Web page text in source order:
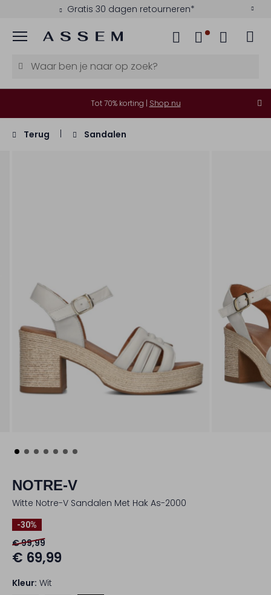
Gratis 30 dagen retourneren*
Menu
Tot 70% korting | Shop nu
Terug Sandalen
NOTRE-V
Witte Notre-V Sandalen Met Hak As-2000
-30%
€ 99,99
€ 69,99
Kleur: Wit